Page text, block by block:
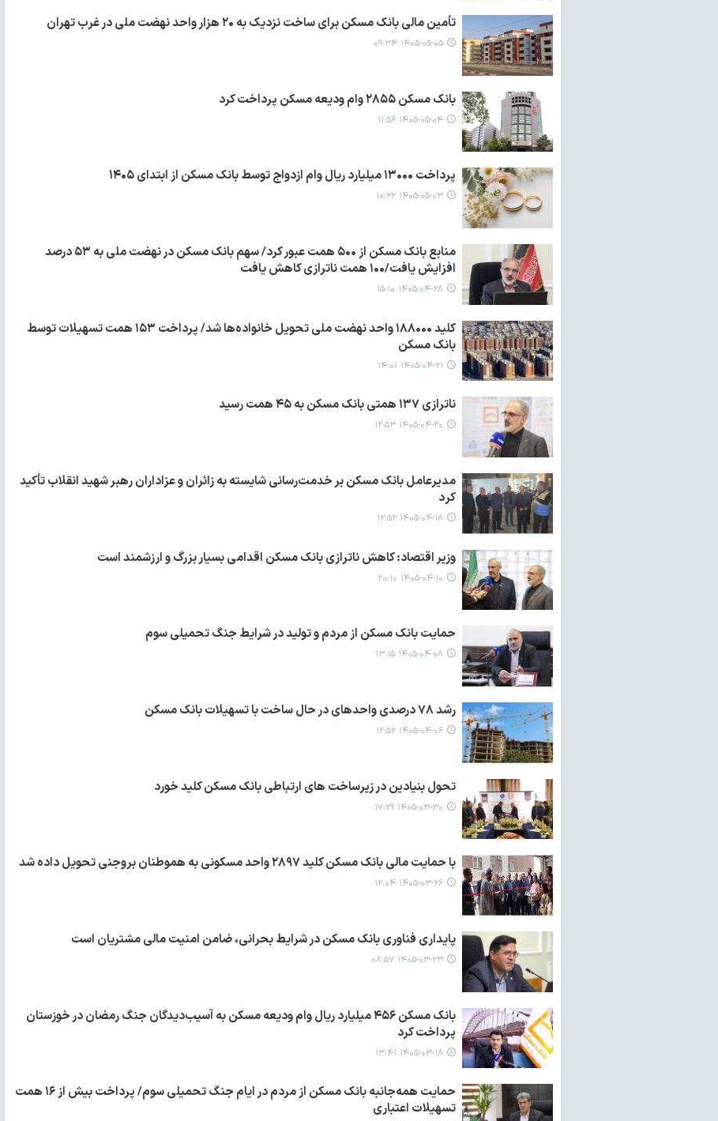
تأمین مالی بانک مسکن برای ساخت نزدیک به ۲۰ هزار واحد نهضت ملی در غرب تهران
۱۴۰۵-۰۵-۰۵ ۰۹:۳۴
بانک مسکن ۲۸۵۵ وام ودیعه مسکن پرداخت کرد
۱۴۰۵-۰۵-۰۴ ۱۱:۵۶
پرداخت ۱۳۰۰۰ میلیارد ریال وام ازدواج توسط بانک مسکن از ابتدای ۱۴۰۵
۱۴۰۵-۰۵-۰۳ ۱۰:۲۲
منابع بانک مسکن از ۵۰۰ همت عبور کرد/ سهم بانک مسکن در نهضت ملی به ۵۳ درصد
افزایش یافت/۱۰۰ همت ناترازی کاهش یافت
۱۴۰۵-۰۴-۲۸ ۱۵:۱۰
کلید ۱۸۸۰۰۰ واحد نهضت ملی تحویل خانواده‌ها شد/ پرداخت ۱۵۳ همت تسهیلات توسط
بانک مسکن
۱۴۰۵-۰۴-۲۱ ۱۴:۰۱
ناترازی ۱۳۷ همتی بانک مسکن به ۴۵ همت رسید
۱۴۰۵-۰۴-۲۰ ۱۲:۵۳
مدیرعامل بانک مسکن بر خدمت‌رسانی شایسته به زائران و عزاداران رهبر شهید انقلاب تأکید
کرد
۱۴۰۵-۰۴-۱۸ ۱۲:۵۲
وزیر اقتصاد: کاهش ناترازی بانک مسکن اقدامی بسیار بزرگ و ارزشمند است
۱۴۰۵-۰۴-۱۰ ۲۰:۱۰
حمایت بانک مسکن از مردم و تولید در شرایط جنگ تحمیلی سوم
۱۴۰۵-۰۴-۰۸ ۱۳:۱۵
رشد ۷۸ درصدی واحدهای در حال ساخت با تسهیلات بانک مسکن
۱۴۰۵-۰۴-۰۶ ۱۲:۵۲
تحول بنیادین در زیرساخت های ارتباطی بانک مسکن کلید خورد
۱۴۰۵-۰۳-۳۰ ۱۷:۲۹
با حمایت مالی بانک مسکن کلید ۲۸۹۷ واحد مسکونی به هموطنان بروجنی تحویل داده شد
۱۴۰۵-۰۳-۲۶ ۱۲:۰۴
پایداری فناوری بانک مسکن در شرایط بحرانی، ضامن امنیت مالی مشتریان است
۱۴۰۵-۰۳-۲۳ ۰۸:۵۷
بانک مسکن ۴۵۶ میلیارد ریال وام ودیعه مسکن به آسیب‌دیدگان جنگ رمضان در خوزستان
پرداخت کرد
۱۴۰۵-۰۳-۱۸ ۱۳:۴۱
حمایت همه‌جانبه بانک مسکن از مردم در ایام جنگ تحمیلی سوم/ پرداخت بیش از ۱۶ همت
تسهیلات اعتباری